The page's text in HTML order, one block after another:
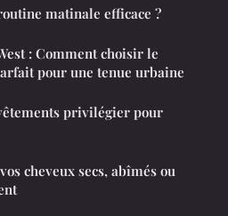
matinale efficace ?
: Comment choisir le
pour une tenue urbaine
privilégier pour
cheveux secs, abîmés ou